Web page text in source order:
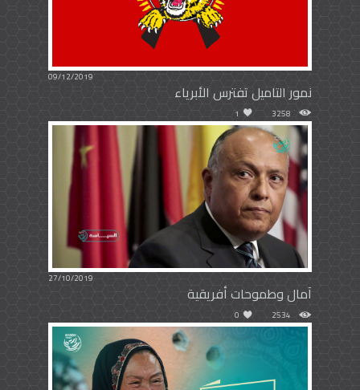
09/12/2019
نمور التاميل تفترس الأبرياء
3258
1
27/10/2019
آمال وطموحات أفريقية
2534
0